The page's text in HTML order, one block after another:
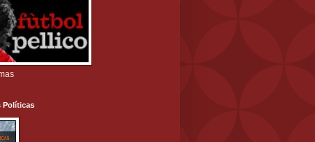
Políticas